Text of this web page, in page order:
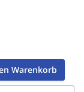
Warenkorb